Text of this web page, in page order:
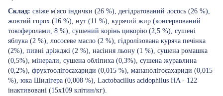
Склад: свіже м'ясо індички (26 %), дегідратований лосось (26 %),
жовтий горох (16 %), нут (11 %), курячий жир (консервований
токоферолами, 8 %), сушений корінь цикорію (2,5 %), сушені
яблука (2 %), лососеве масло (2 %), гідролізована куряча печінка
(2%), пивні дріжджі (2 %), насіння льону (1 %), сушена ромашка
(0,5%), мінерали, сушена обліпиха (0,3%), сушена журавлина
(0,2%), фруктоолігосахариди (0,015 %), мананолігосахариди (0,015
%), юка Шидігера (0,008 %), Lactobacillus acidophilus HA - 122
інактивовані (15x109 клітин/кг).